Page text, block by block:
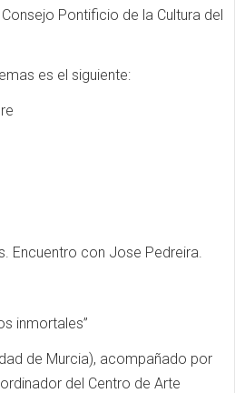
Pontificio de la Cultura del
es el siguiente:
Encuentro con Jose Pedreira.
inmortales”
de Murcia), acompañado por
del Centro de Arte